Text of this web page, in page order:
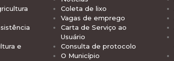
e
Coleta de lixo
Vagas de emprego
Carta de Serviço ao
Usuário
Consulta de protocolo
O Município